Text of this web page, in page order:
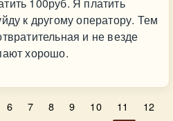
к другому оператору. Тем
и не везде
хорошо.
6 7 8 9 10 11
12